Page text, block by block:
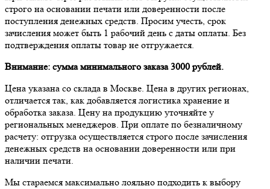
строго на основании печати или доверенности после
поступления денежных средств. Просим учесть, срок
зачисления может быть 1 рабочий день с даты оплаты. Без
подтверждения оплаты товар не отгружается.
Внимание: сумма минимального заказа 3000 рублей.
Цена указана со склада в Москве. Цена в других регионах,
отличается так, как добавляется логистика хранение и
обработка заказа. Цену на продукцию уточняйте у
региональных менеджеров. При оплате по безналичному
расчету: отгрузка осуществляется строго после зачисления
денежных средств на основании доверенности или при
наличии печати.
Мы стараемся максимально лояльно подходить к выбору